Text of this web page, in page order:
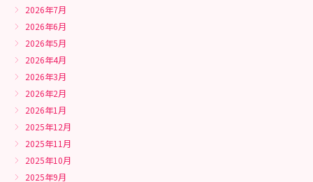
2026年7月
2026年6月
2026年5月
2026年4月
2026年3月
2026年2月
2026年1月
2025年12月
2025年11月
2025年10月
2025年9月